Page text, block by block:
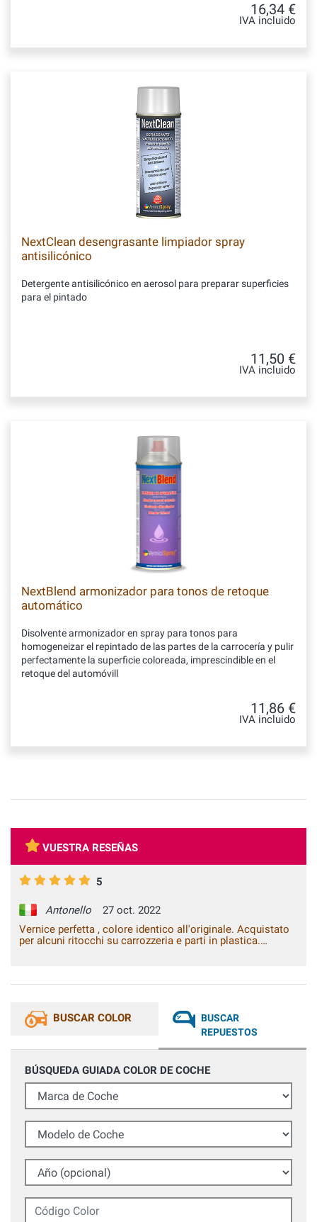
16,34 €
IVA incluido
NextClean desengrasante limpiador spray
antisilicónico
Detergente antisilicónico en aerosol para preparar superficies
para el pintado
11,50 €
IVA incluido
NextBlend armonizador para tonos de retoque
automático
Disolvente armonizador en spray para tonos para
homogeneizar el repintado de las partes de la carrocería y pulir
perfectamente la superficie coloreada, imprescindible en el
retoque del automóvill
11,86 €
IVA incluido
VUESTRA RESEÑAS
5
Antonello
27 oct. 2022
Vernice perfetta , colore identico all'originale. Acquistato
per alcuni ritocchi su carrozzeria e parti in plastica.
BUSCAR COLOR
BUSCAR
REPUESTOS
BÚSQUEDA GUIADA COLOR DE COCHE
Marca de Coche
Modelo de Coche
Año (opcional)
Código Color